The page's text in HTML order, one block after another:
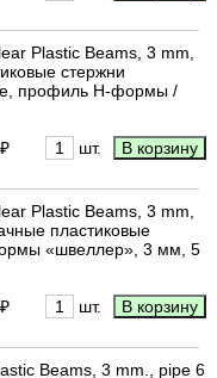
Plastic Beams, 3 mm,
стержни
профиль H-формы /
шт.
Plastic Beams, 3 mm,
пластиковые
«швеллер», 3 мм, 5
шт.
Beams, 3 mm., pipe 6